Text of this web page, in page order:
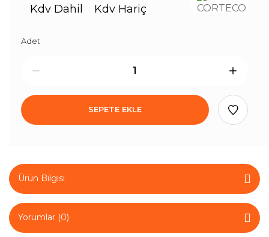
Kdv Dahil
Kdv Hariç
Adet
SEPETE EKLE
Ürün Bilgisi
Yorumlar (0)